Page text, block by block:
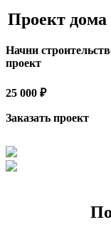
Проект
Начни
проект
25 000 ₽
Заказать проект